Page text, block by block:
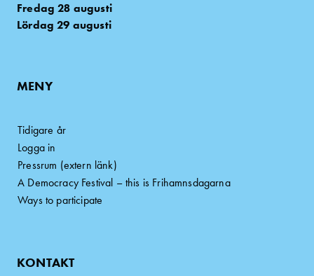
Fredag 28 augusti
Lördag 29 augusti
MENY
Tidigare år
Logga in
Pressrum (extern länk)
A Democracy Festival – this is Frihamnsdagarna
Ways to participate
KONTAKT